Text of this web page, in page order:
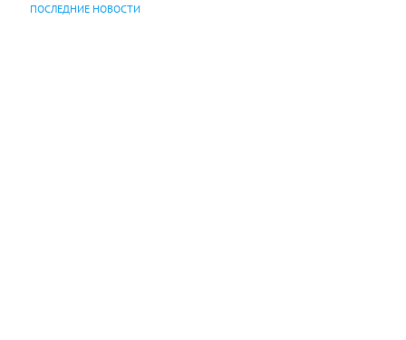
ПОСЛЕДНИЕ НОВОСТИ